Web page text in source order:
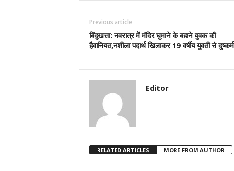
Previous article
बिंदुखत्ता: नवरात्र में मंदिर घुमाने के बहाने युवक की
हैवानियत,नशीला पदार्थ खिलाकर 19 वर्षीय युवती से दुष्कर्म
Editor
RELATED ARTICLES MORE FROM AUTHOR